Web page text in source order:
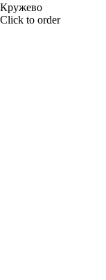
Кружево
Click to order